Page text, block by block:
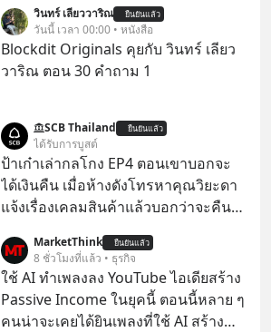
วินทร์ เลียววาริณ ยืนยันแล้ว
วันนี้ เวลา 00:00 • หนังสือ
Blockdit Originals คุยกับ วินทร์ เลียว
วาริณ ตอน 30 คำถาม 1
SCB Thailand ยืนยันแล้ว
ได้รับการบูสต์
ป้าเก๋าเล่ากลโกง EP4 ตอนเขาบอกจะ
ได้เงินคืน เมื่อห้างดังโทรหาคุณวิยะดา
แจ้งเรื่องเคลมสินค้าแล้วบอกว่าจะคืน
เรื่องจ้อจี้ หาคำตอบได้ที่ “ป้าเก๋าเล่ากล
โกง” EP4 ตอน “เขาบอกว่าจะได้เงิน
คืน” #ป้าเก๋าเล่ากลโกง #แก้เกมกลโกง
#อยู่อย่างยั่งยืน #Cybersecurity #เตือน
MarketThink ยืนยันแล้ว
8 ชั่วโมงที่แล้ว • ธุรกิจ
ใช้ AI ทำเพลงลง YouTube ไอเดียสร้าง
Passive Income ในยุคนี้ ตอนนี้หลาย ๆ
คนน่าจะเคยได้ยินเพลงที่ใช้ AI สร้าง